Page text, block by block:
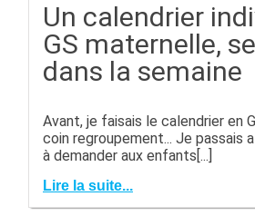
Un calendrier
GS maternelle,
dans la semaine
Avant, je faisais le calendrier en
coin regroupement... Je passais
à demander aux enfants[...]
Lire la suite...